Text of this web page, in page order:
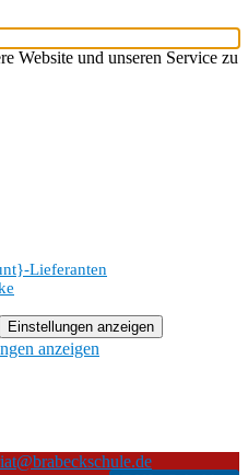
Website und unseren Service zu
Lieferanten
Einstellungen anzeigen
anzeigen